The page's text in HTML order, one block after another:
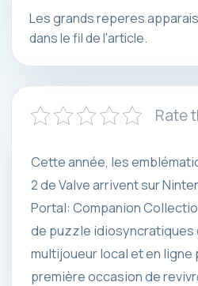
Les grands reperes
dans le fil de l'article.
Rate
Cette année, les
2 de Valve arrivent sur
Portal: Companion
de puzzle idiosyncratiques
multijoueur local et en ligne
première occasion de